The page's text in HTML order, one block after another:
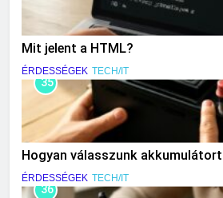
Mit jelent a HTML?
ÉRDESSÉGEK TECH/IT
35
Hogyan válasszunk
ÉRDESSÉGEK TECH/IT
36